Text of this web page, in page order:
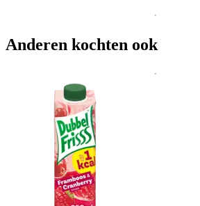
Anderen kochten ook